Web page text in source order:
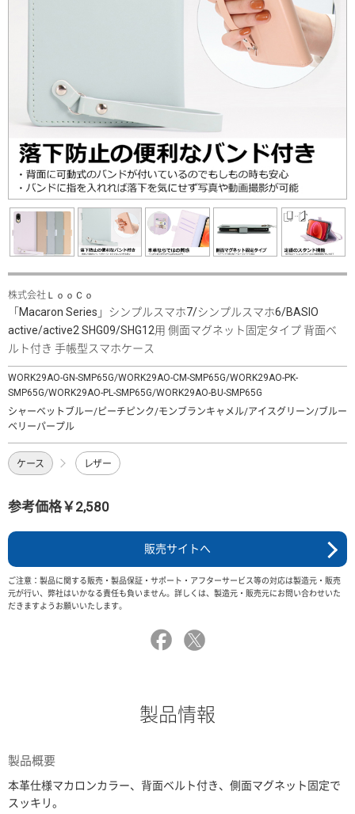
株式会社ＬｏｏＣｏ
「Macaron Series」シンプルスマホ7/シンプルスマホ6/BASIO
active/active2 SHG09/SHG12用 側面マグネット固定タイプ 背面ベ
ルト付き 手帳型スマホケース
WORK29AO-GN-SMP65G/WORK29AO-CM-SMP65G/WORK29AO-PK-
SMP65G/WORK29AO-PL-SMP65G/WORK29AO-BU-SMP65G
シャーベットブルー/ピーチピンク/モンブランキャメル/アイスグリーン/ブルー
ベリーパープル
ケース レザー
参考価格￥2,580
販売サイトへ
ご注意：製品に関する販売・製品保証・サポート・アフターサービス等の対応は製造元・販売
元が行い、弊社はいかなる責任も負いません。詳しくは、製造元・販売元にお問い合わせいた
だきますようお願いいたします。
製品情報
製品概要
本革仕様マカロンカラー、背面ベルト付き、側面マグネット固定で
スッキリ。